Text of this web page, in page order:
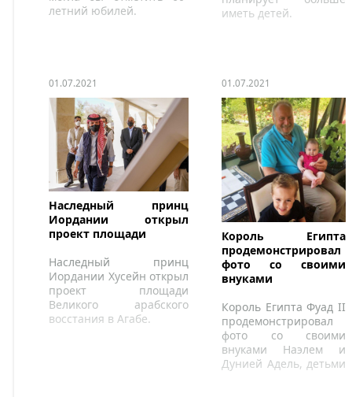
летний юбилей.
иметь детей.
01.07.2021
Наследный принц
Иордании открыл
проект площади
Наследный принц
Иордании Хусейн открыл
проект площади
Великого арабского
восстания в Агабе.
01.07.2021
Король Египта
продемонстрировал
фото со своими
внуками
Король Египта Фуад II
продемонстрировал
фото со своими
внуками Наэлем и
Дунией Адель, детьми